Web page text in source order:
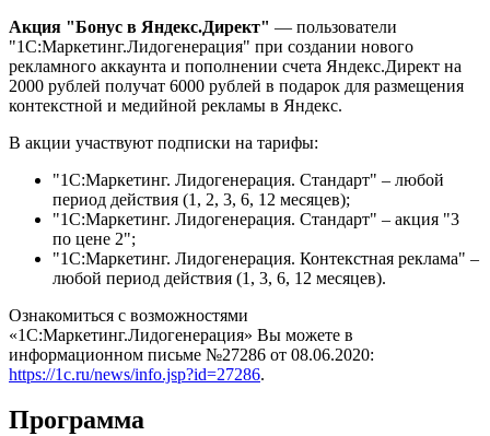
Акция "Бонус в Яндекс.Директ" — пользователи
"1С:Маркетинг.Лидогенерация" при создании нового
рекламного аккаунта и пополнении счета Яндекс.Директ на
2000 рублей получат 6000 рублей в подарок для размещения
контекстной и медийной рекламы в Яндекс.
В акции участвуют подписки на тарифы:
"1С:Маркетинг. Лидогенерация. Стандарт" – любой
период действия (1, 2, 3, 6, 12 месяцев);
"1С:Маркетинг. Лидогенерация. Стандарт" – акция "3
по цене 2";
"1С:Маркетинг. Лидогенерация. Контекстная реклама" –
любой период действия (1, 3, 6, 12 месяцев).
Ознакомиться с возможностями
«1С:Маркетинг.Лидогенерация» Вы можете в
информационном письме №27286 от 08.06.2020:
https://1c.ru/news/info.jsp?id=27286.
Программа